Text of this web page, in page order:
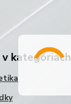
kategóriách